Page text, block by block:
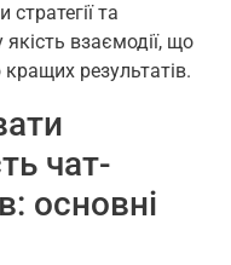
стратегії та
взаємодії, що
результатів.
чат-
основні